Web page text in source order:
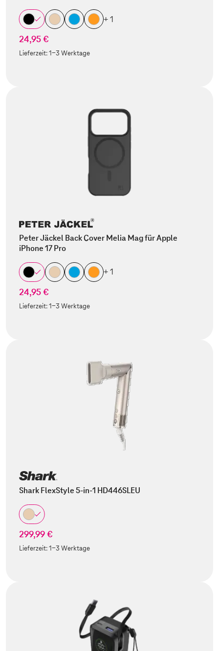
+ 1
24,95 €
Lieferzeit:1-3 Werktage
Peter Jäckel Back Cover Melia Mag für Apple
iPhone 17 Pro
+ 1
24,95 €
Lieferzeit:1-3 Werktage
Shark FlexStyle 5-in-1 HD446SLEU
299,99 €
Lieferzeit:1-3 Werktage